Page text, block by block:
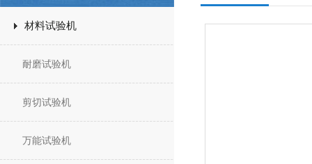
材料试验机
耐磨试验机
剪切试验机
万能试验机